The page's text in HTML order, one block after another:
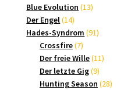
Produkte
Blue Evolution 1313
Der Engel 1414
Produkte
Hades-Syndrom 9191
Crossfire 77
Produkte
Der freie Wille 1111
Der letzte Gig 99
Produkte
Hunting Season 2828